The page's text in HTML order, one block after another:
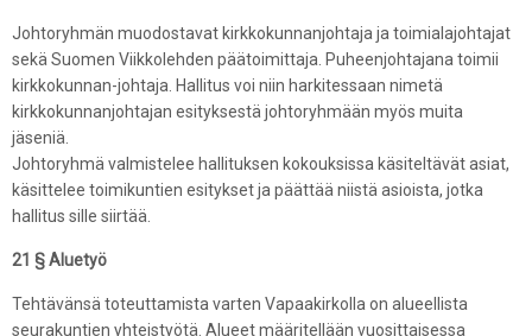
Johtoryhmän muodostavat kirkkokunnanjohtaja ja toimialajohtajat
sekä Suomen Viikkolehden päätoimittaja. Puheenjohtajana toimii
kirkkokunnan-johtaja. Hallitus voi niin harkitessaan nimetä
kirkkokunnanjohtajan esityksestä johtoryhmään myös muita
jäseniä.
Johtoryhmä valmistelee hallituksen kokouksissa käsiteltävät asiat,
käsittelee toimikuntien esitykset ja päättää niistä asioista, jotka
hallitus sille siirtää.
21 § Aluetyö
Tehtävänsä toteuttamista varten Vapaakirkolla on alueellista
seurakuntien yhteistyötä. Alueet määritellään vuosittaisessa